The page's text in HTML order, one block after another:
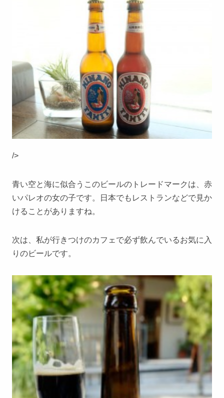
/>
青い空と海に似合うこのビールのトレードマークは、赤
いパレオの女の子です。日本でもレストランなどで見か
けることがありますね。
次は、私が行きつけのカフェで必ず飲んでいるお気に入
りのビールです。